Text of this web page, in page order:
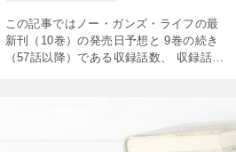
この記事ではノー・ガンズ・ライフの最
新刊（10巻）の発売日予想と 9巻の続き
（57話以降）である収録話数、 収録話を